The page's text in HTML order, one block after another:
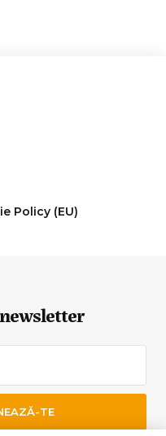
Policy (EU)
TE